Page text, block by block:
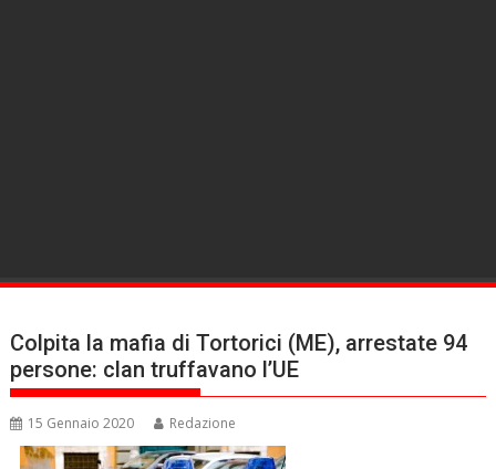
Colpita la mafia di Tortorici (ME), arrestate 94
persone: clan truffavano l’UE
15 Gennaio 2020 Redazione